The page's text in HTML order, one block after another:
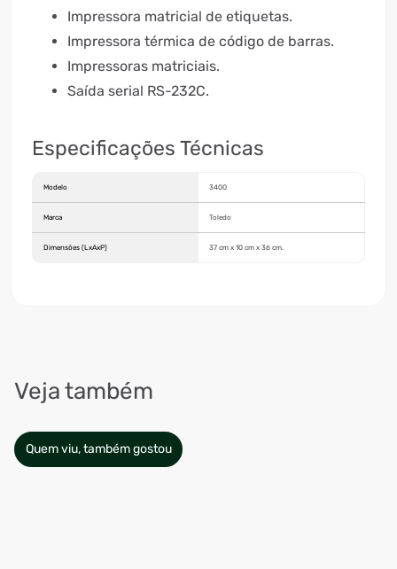
Impressora matricial de etiquetas.
Impressora térmica de código de barras.
Impressoras matriciais.
Saída serial RS-232C.
Especificações Técnicas
Modelo 3400
Marca Toledo
Dimensões (LxAxP) 37 cm x 10 cm x 36 cm.
Veja também
Quem viu, também gostou